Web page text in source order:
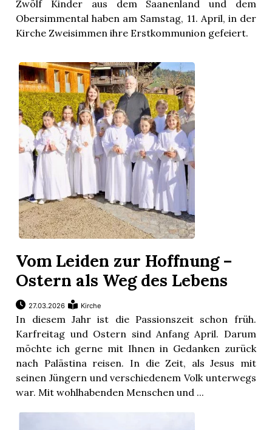
Zwölf Kinder aus dem Saanenland und dem
Obersimmental haben am Samstag, 11. April, in der
Kirche Zweisimmen ihre Erstkommunion gefeiert.
Vom Leiden zur Hoffnung –
Ostern als Weg des Lebens
27.03.2026 Kirche
In diesem Jahr ist die Passionszeit schon früh.
Karfreitag und Ostern sind Anfang April. Darum
möchte ich gerne mit Ihnen in Gedanken zurück
nach Palästina reisen. In die Zeit, als Jesus mit
seinen Jüngern und verschiedenem Volk unterwegs
war. Mit wohlhabenden Menschen und ...